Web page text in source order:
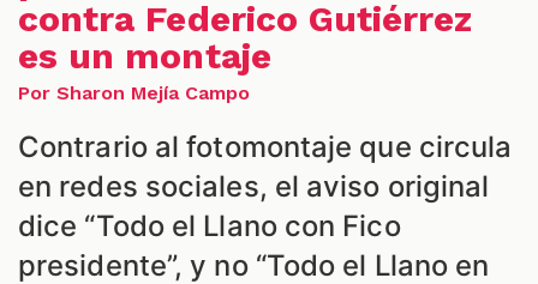
contra Federico Gutiérrez
es un montaje
Por Sharon Mejía Campo
Contrario al fotomontaje que circula
en redes sociales, el aviso original
dice “Todo el Llano con Fico
presidente”, y no “Todo el Llano en